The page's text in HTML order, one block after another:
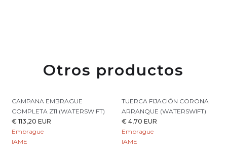
Otros productos
CAMPANA EMBRAGUE
COMPLETA Z11 (WATERSWIFT)
€ 113,20 EUR
Embrague
IAME
TUERCA FIJACIÓN CORONA
ARRANQUE (WATERSWIFT)
€ 4,70 EUR
Embrague
IAME